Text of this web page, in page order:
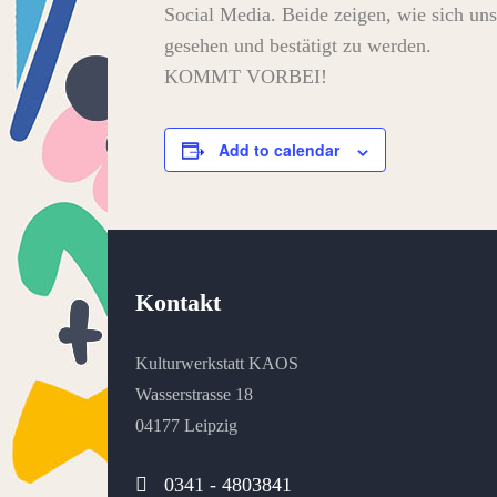
Social Media. Beide zeigen, wie sich
gesehen und bestätigt zu werden.
KOMMT VORBEI!
Add to calendar
Kontakt
Kulturwerkstatt KAOS
Wasserstrasse 18
04177 Leipzig
0341 - 4803841